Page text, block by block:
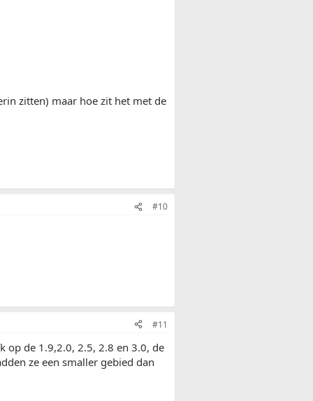
zitten) maar hoe zit het met de
#10
#11
op de 1.9,2.0, 2.5, 2.8 en 3.0, de
ze een smaller gebied dan